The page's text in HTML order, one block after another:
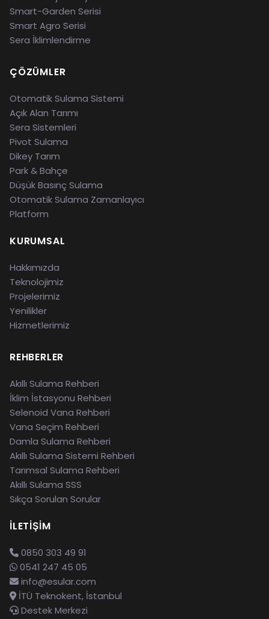
Smart-Garden Serisi
Smart Agro Serisi
Sera İklimlendirme
ÇÖZÜMLER
Otomatik Sulama Sistemi
Açık Alan Tarımı
Sera Sistemleri
Pivot Sulama
Dikey Tarım
Park & Bahçe
Düşük Basınç Sulama
Otomatik Sulama Zamanlayıcı
Platform
KURUMSAL
Hakkımızda
Teknolojimiz
Projelerimiz
Yenilikler
Hizmetlerimiz
REHBERLER
Akıllı Sulama Rehberi
İklim İstasyonu Rehberi
Selenoid Vana Rehberi
Vana Seçim Rehberi
Damla Sulama Rehberi
Akıllı Sulama Sistemi Rehberi
Tarımsal Sulama Rehberi
Akıllı Sulama SSS
Sıkça Sorulan Sorular
İLETIŞIM
0850 303 49 91
0541 247 45 05
info@esular.com
İTÜ Teknokent, İstanbul
Destek Merkezi